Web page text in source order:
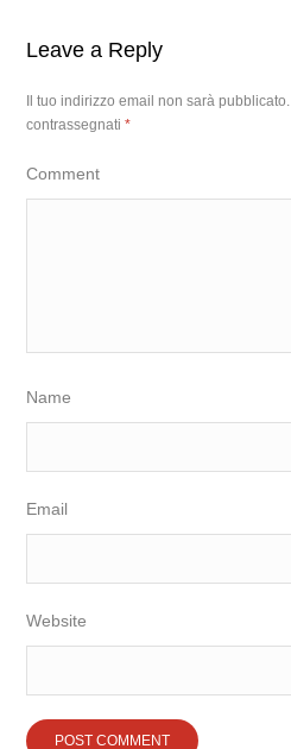
Leave a Reply
Il tuo indirizzo email non sarà pubblicato.
contrassegnati*
Comment
Name
Email
Website